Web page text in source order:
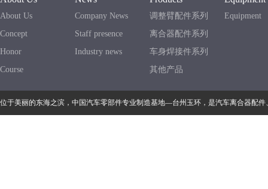
About Us
Concept
Honor
Course
Company News
Staff presence
Industry news
调整臂配件系列
离合器配件系列
车身焊接件系列
其他产品
Equipment
位于美丽的东海之滨，中国汽车零部件专业制造基地—台州玉环，是汽车离合器配